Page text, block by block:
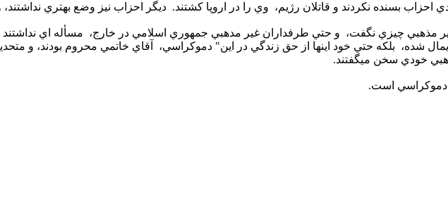
احزاب بسنده نکردند و قاتلان رژيم، وي را در اروپا کشتند. ديگر احزاب نيز وضع بهتري نداشتند، و بالاخره در 1982 بهار
چيزي نگفت، و حتي طرفداران غير مدهبي جمهوري اسلامي در خارج، مسأله اي نداشتند
شده، بلکه حتي خود اينها از حق زندگي در اين" دموکراسي،
آقاي خاتمي محروم بودند، و
خودي سخن ميگفتند.
دموکراسي است.